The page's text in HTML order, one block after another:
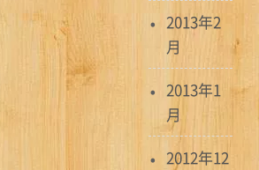
2013年2
月
2013年1
月
2012年12